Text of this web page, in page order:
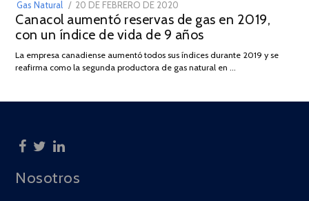
Gas Natural
POSTED
ON
20 DE FEBRERO DE 2020
DE
JULIO
2025
Canacol aumentó reservas de gas en 2019,
con un índice de vida de 9 años
La empresa canadiense aumentó todos sus índices durante 2019 y se
reafirma como la segunda productora de gas natural en …
Nosotros